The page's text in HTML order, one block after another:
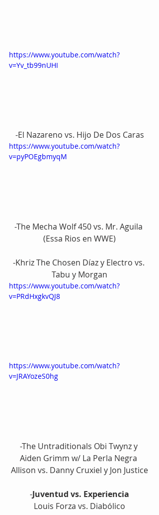
https://www.youtube.com/watch?
v=Yv_tb99nUHI
-El Nazareno vs. Hijo De Dos Caras
https://www.youtube.com/watch?
v=pyPOEgbmyqM
-The Mecha Wolf 450 vs. Mr. Aguila
(Essa Rios en WWE)
-Khriz The Chosen Díaz y Electro vs.
Tabu y Morgan
https://www.youtube.com/watch?
v=PRdHxgkvQJ8
https://www.youtube.com/watch?
v=JRAYozeS0hg
-The Untraditionals Obi Twynz y
Aiden Grimm w/ La Perla Negra
Allison vs. Danny Cruxiel y Jon Justice
-Juventud vs. Experiencia
Louis Forza vs. Diabólico